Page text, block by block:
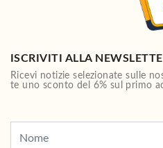
ISCRIVITI ALLA
Ricevi notizie selezionate sulle
te uno sconto del 6% sul primo